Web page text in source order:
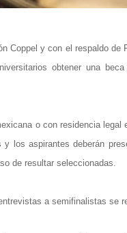
Coppel y con el respaldo
obtener una
o con residencia
los aspirantes deberán
de resultar seleccionadas.
a semifinalistas se